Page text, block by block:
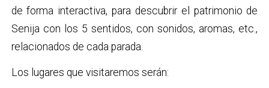
de forma interactiva, para descubrir el patrimonio de
Senija con los 5 sentidos, con sonidos, aromas, etc.,
relacionados de cada parada.
Los lugares que visitaremos serán: